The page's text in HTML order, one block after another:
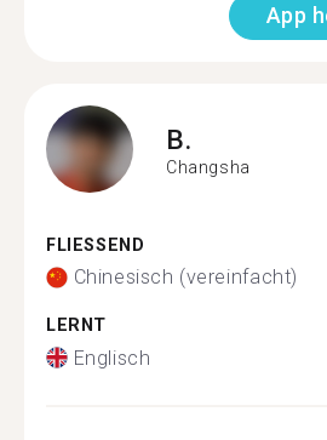
App
B.
Changsha
FLIESSEND
Chinesisch (vereinfacht)
LERNT
Englisch